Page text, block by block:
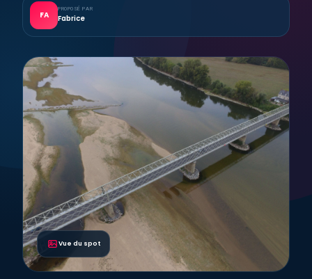
FA
PROPOSÉ PAR
Fabrice
Vue du spot